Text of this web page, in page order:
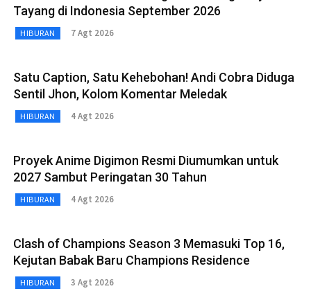
Tayang di Indonesia September 2026
HIBURAN 7 Agt 2026
Satu Caption, Satu Kehebohan! Andi Cobra Diduga
Sentil Jhon, Kolom Komentar Meledak
HIBURAN 4 Agt 2026
Proyek Anime Digimon Resmi Diumumkan untuk
2027 Sambut Peringatan 30 Tahun
HIBURAN 4 Agt 2026
Clash of Champions Season 3 Memasuki Top 16,
Kejutan Babak Baru Champions Residence
HIBURAN 3 Agt 2026